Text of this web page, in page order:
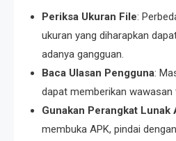
Periksa Ukuran File:
ukuran yang diharapkan
adanya gangguan.
Baca Ulasan Pengguna:
dapat memberikan
Gunakan Perangkat Lunak
membuka APK, pindai